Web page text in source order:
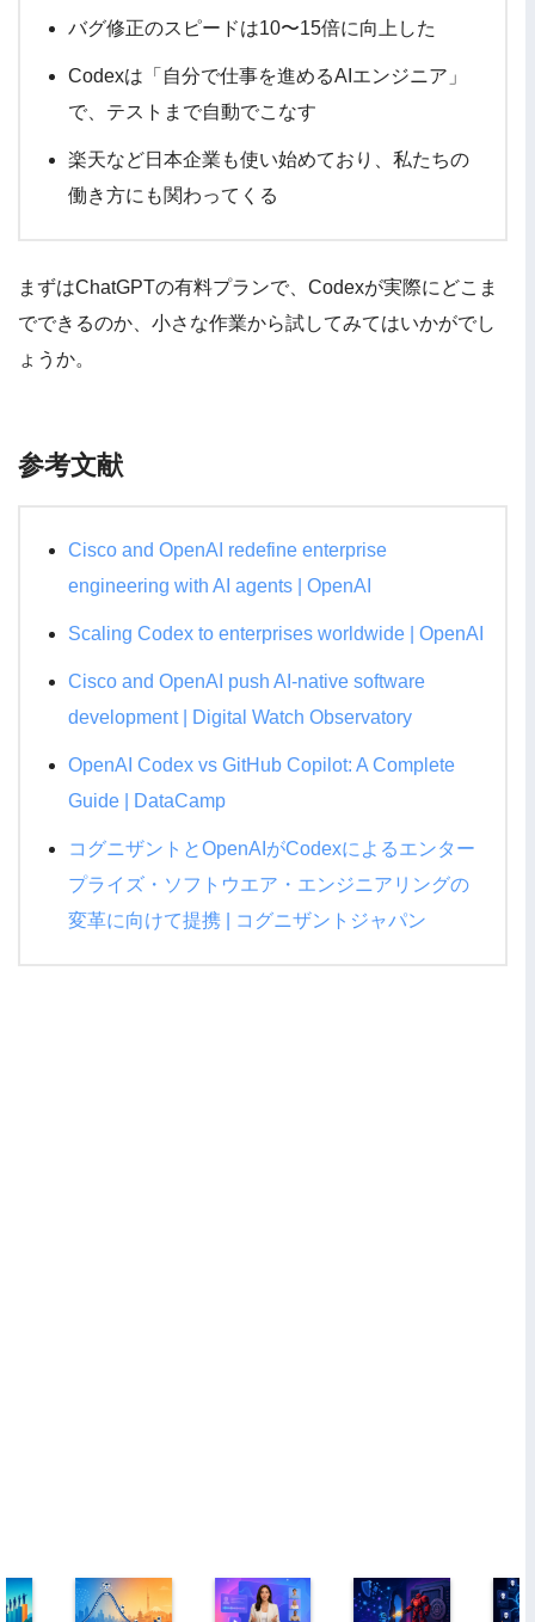
バグ修正のスピードは10〜15倍に向上した
Codexは「自分で仕事を進めるAIエンジニア」
で、テストまで自動でこなす
楽天など日本企業も使い始めており、私たちの
働き方にも関わってくる
まずはChatGPTの有料プランで、Codexが実際にどこま
でできるのか、小さな作業から試してみてはいかがでし
ょうか。
参考文献
Cisco and OpenAI redefine enterprise
engineering with AI agents | OpenAI
Scaling Codex to enterprises worldwide | OpenAI
Cisco and OpenAI push AI-native software
development | Digital Watch Observatory
OpenAI Codex vs GitHub Copilot: A Complete
Guide | DataCamp
コグニザントとOpenAIがCodexによるエンター
プライズ・ソフトウエア・エンジニアリングの
変革に向けて提携 | コグニザントジャパン